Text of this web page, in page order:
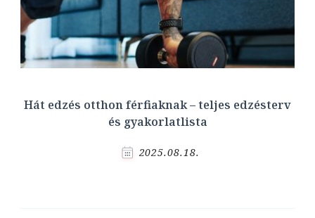
Hát edzés otthon férfiaknak – teljes edzésterv
és gyakorlatlista
2025.08.18.